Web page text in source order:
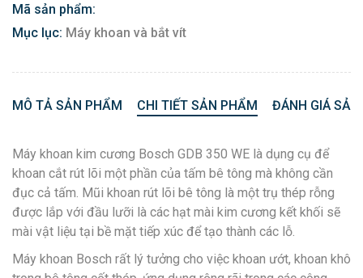
Mã sản phẩm:
Mục lục: Máy khoan và bắt vít
MÔ TẢ SẢN PHẨM CHI TIẾT SẢN PHẨM ĐÁNH GIÁ
Máy khoan kim cương Bosch GDB 350 WE là dụng cụ để
khoan cắt rút lõi một phần của tấm bê tông mà không cần
đục cả tấm. Mũi khoan rút lõi bê tông là một trụ thép rỗng
được lắp với đầu lưỡi là các hạt mài kim cương kết khối sẽ
mài vật liệu tại bề mặt tiếp xúc để tạo thành các lỗ.
Máy khoan Bosch rất lý tưởng cho việc khoan ướt, khoan khô